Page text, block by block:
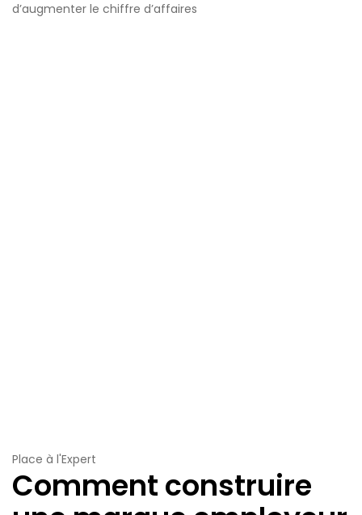
d’augmenter le chiffre d’affaires
Place à l'Expert
Comment construire